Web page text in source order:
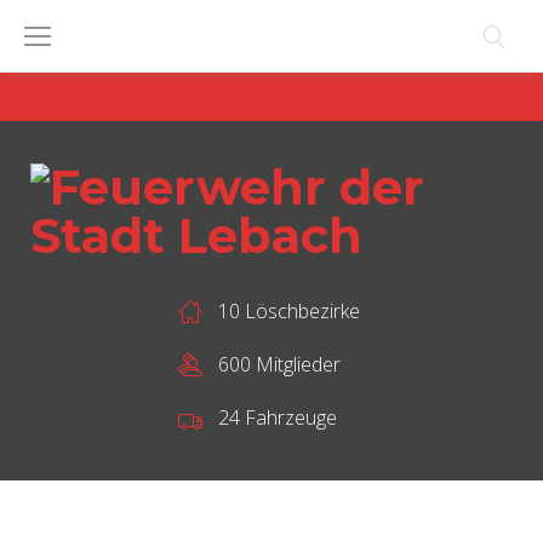
10 Löschbezirke
600 Mitglieder
24 Fahrzeuge